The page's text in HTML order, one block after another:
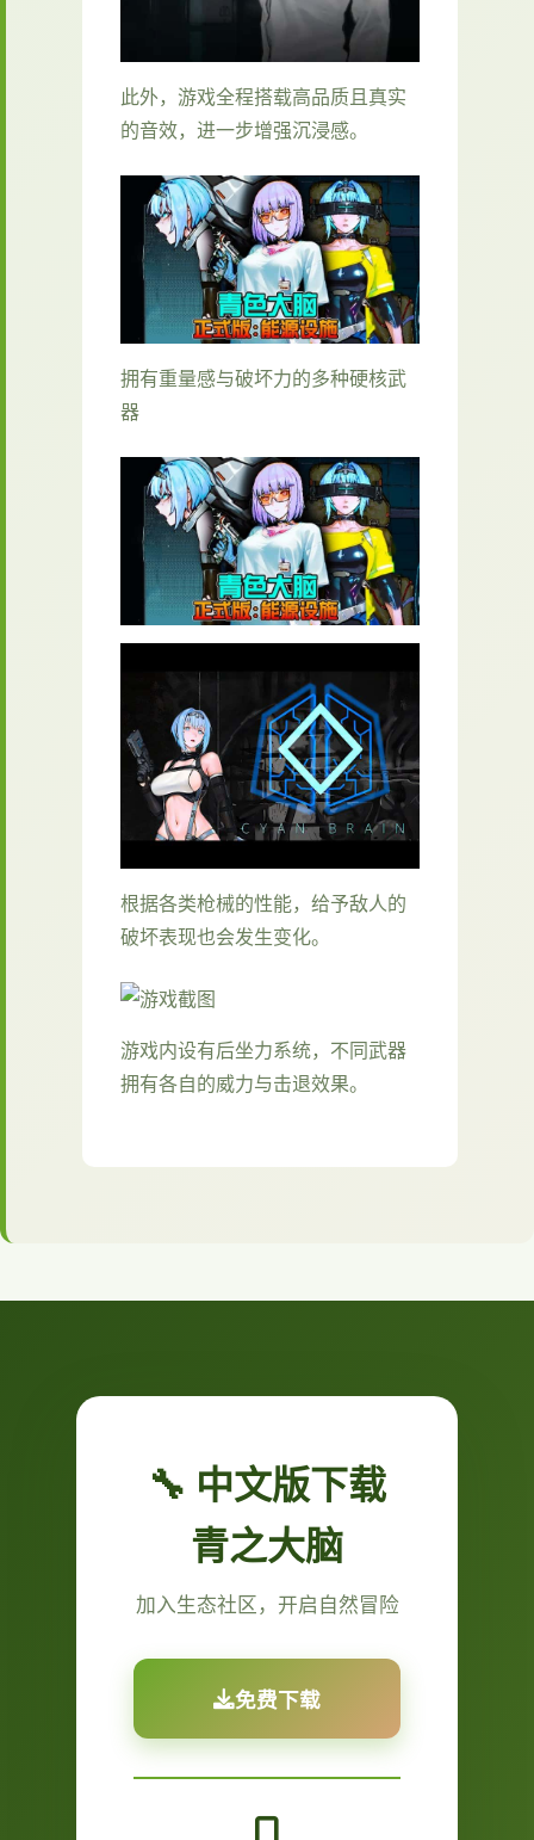
此外，游戏全程搭载高品质且真实
的音效，进一步增强沉浸感。
拥有重量感与破坏力的多种硬核武
器
根据各类枪械的性能，给予敌人的
破坏表现也会发生变化。
游戏内设有后坐力系统，不同武器
拥有各自的威力与击退效果。
🔧 中文版下载
青之大脑
加入生态社区，开启自然冒险
免费下载